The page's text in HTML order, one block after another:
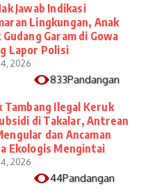
Jawab Indikasi
Lingkungan, Anak
Garam di Gowa
Lapor Polisi
2026
833Pandangan
Tambang Ilegal Keruk
di Takalar, Antrean
dan Ancaman
Ekologis Mengintai
2026
44Pandangan